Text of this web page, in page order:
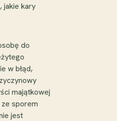
jakie kary
do
w błąd,
majątkowej
sporem
jest